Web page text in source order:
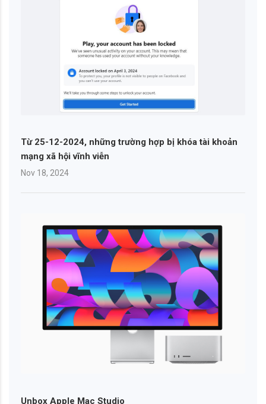
Từ 25-12-2024, những trường hợp bị khóa tài khoản
mạng xã hội vĩnh viễn
Nov 18, 2024
Unbox Apple Mac Studio